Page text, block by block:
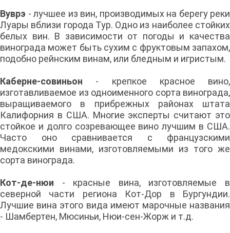
Вуврэ - лучшее из вин, производимых на берегу реки
Луары вблизи города Тур. Одно из наиболее стойких
белых вин. В зависимости от погоды и качества
винограда может быть сухим с фруктовым запахом,
подобно рейнским винам, или бледным и игристым.
Каберне-совиньон - крепкое красное вино,
изготавливаемое из одноименного сорта винограда,
выращиваемого в прибрежных районах штата
Калифорния в США. Многие эксперты считают это
стойкое и долго созревающее вино лучшим в США.
Часто оно сравнивается с французскими
медокскими винами, изготовляемыми из того же
сорта винограда.
Кот-де-нюи - красные вина, изготовляемые в
северной части региона Кот-Дор в Бургундии.
Лучшие вина этого вида имеют марочные названия
- Шамбертен, Мюсиньи, Нюи-сен-Жорж и т.д.